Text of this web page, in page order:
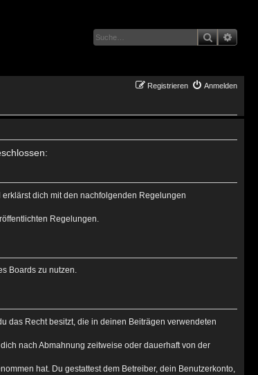
Suche
Anmelden
Registrieren
erklärst dich mit den nachfolgenden Regelungen
Regelungen.
Boards zu nutzen.
das Recht besitzt, die in deinen Beiträgen verwendeten
nach Abmahnung zeitweise oder dauerhaft von der
hat. Du gestattest dem Betreiber, dein Benutzerkonto,